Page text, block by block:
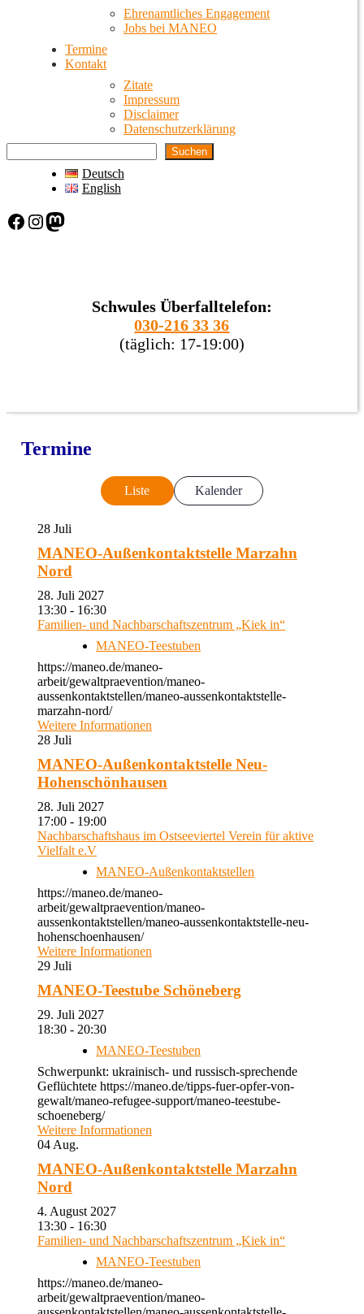
Ehrenamtliches Engagement
Jobs bei MANEO
Termine
Kontakt
Zitate
Impressum
Disclaimer
Datenschutzerklärung
Suchen
Deutsch
English
Facebook Instagram Mastodon
Schwules Überfalltelefon:
030-216 33 36
(täglich: 17-19:00)
Termine
Liste Kalender
28 Juli
MANEO-Außenkontaktstelle Marzahn
Nord
28. Juli 2027
13:30 - 16:30
Familien- und Nachbarschaftszentrum „Kiek in“
MANEO-Teestuben
https://maneo.de/maneo-
arbeit/gewaltpraevention/maneo-
aussenkontaktstellen/maneo-aussenkontaktstelle-
marzahn-nord/
Weitere Informationen
28 Juli
MANEO-Außenkontaktstelle Neu-
Hohenschönhausen
28. Juli 2027
17:00 - 19:00
Nachbarschaftshaus im Ostseeviertel Verein für aktive
Vielfalt e.V
MANEO-Außenkontaktstellen
https://maneo.de/maneo-
arbeit/gewaltpraevention/maneo-
aussenkontaktstellen/maneo-aussenkontaktstelle-neu-
hohenschoenhausen/
Weitere Informationen
29 Juli
MANEO-Teestube Schöneberg
29. Juli 2027
18:30 - 20:30
MANEO-Teestuben
Schwerpunkt: ukrainisch- und russisch-sprechende
Geflüchtete https://maneo.de/tipps-fuer-opfer-von-
gewalt/maneo-refugee-support/maneo-teestube-
schoeneberg/
Weitere Informationen
04 Aug.
MANEO-Außenkontaktstelle Marzahn
Nord
4. August 2027
13:30 - 16:30
Familien- und Nachbarschaftszentrum „Kiek in“
MANEO-Teestuben
https://maneo.de/maneo-
arbeit/gewaltpraevention/maneo-